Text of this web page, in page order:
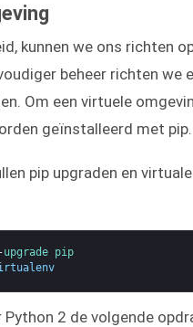
kunnen we ons richten
beheer richten we
Om een virtuele
geïnstalleerd met pip.
pip upgraden en
upgrade pip
2 de volgende